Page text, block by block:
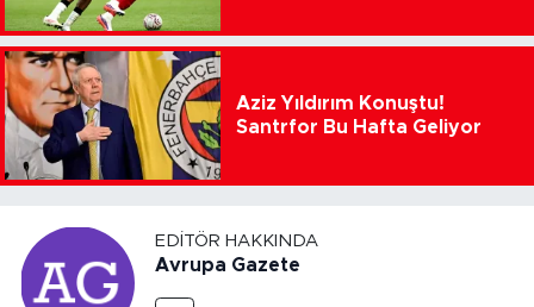
Aziz Yıldırım Konuştu!
Santrfor Bu Hafta Geliyor
EDITÖR HAKKINDA
Avrupa Gazete